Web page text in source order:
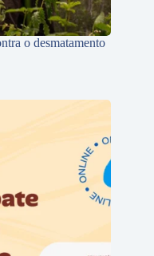
o desmatamento